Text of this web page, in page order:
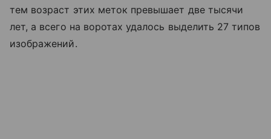
тем возраст этих меток превышает две тысячи
лет, а всего на воротах удалось выделить 27 типов
изображений.